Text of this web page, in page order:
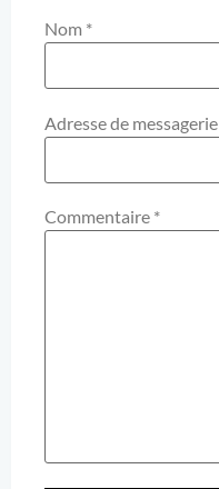
Nom *
Adresse de messagerie
Commentaire *